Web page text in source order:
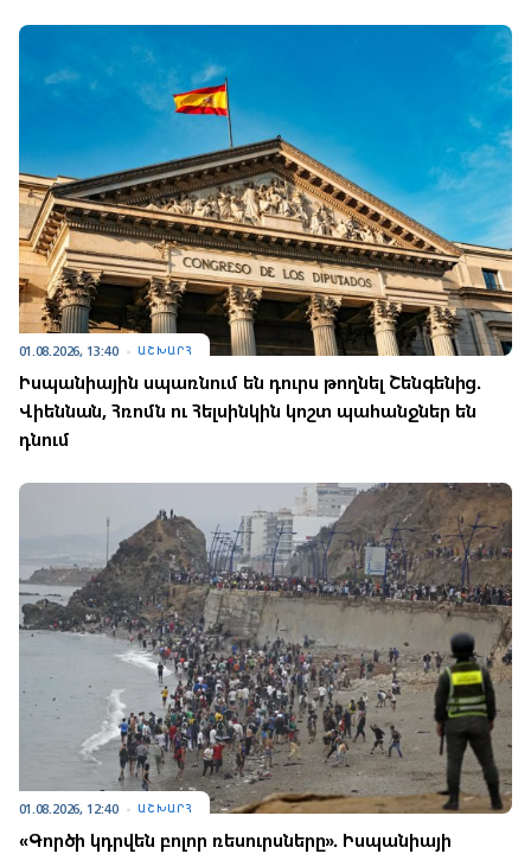
01.08.2026, 13:40 ԱՇԽԱՐՀ
Իսպանիային սպառնում են դուրս թողնել Շենգենից.
Վիեննան, Հռոմն ու Հելսինկին կոշտ պահանջներ են
դնում
01.08.2026, 12:40 ԱՇԽԱՐՀ
«Գործի կդրվեն բոլոր ռեսուրսները». Իսպանիայի